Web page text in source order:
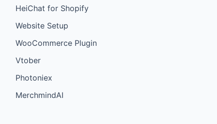
HeiChat for Shopify
Website Setup
WooCommerce Plugin
Vtober
Photoniex
MerchmindAI